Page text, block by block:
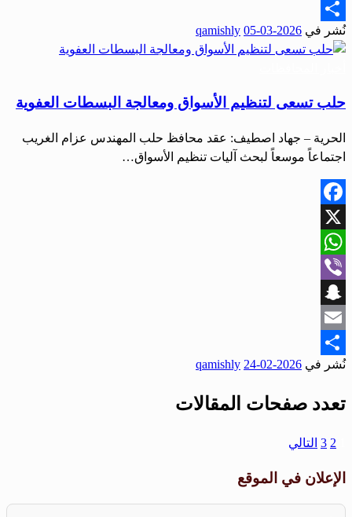
Email
Share
نُشر في 2026-03-05
qamishly
حلب تسعى لتنظيم الأسواق ومعالجة البسطات العفوية
الحرية – جهاد اصطيف: عقد محافظ حلب المهندس عزام الغريب
اجتماعاً موسعاً لبحث آليات تنظيم الأسواق…
Facebook
X
WhatsApp
Viber
Snapchat
Email
Share
نُشر في 2026-02-24
qamishly
تعدد صفحات المقالات
2
3 التالي
الإعلان في الموقع